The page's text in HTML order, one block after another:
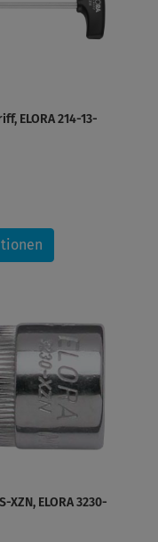
ELORA 214-13-
ELORA 3230-